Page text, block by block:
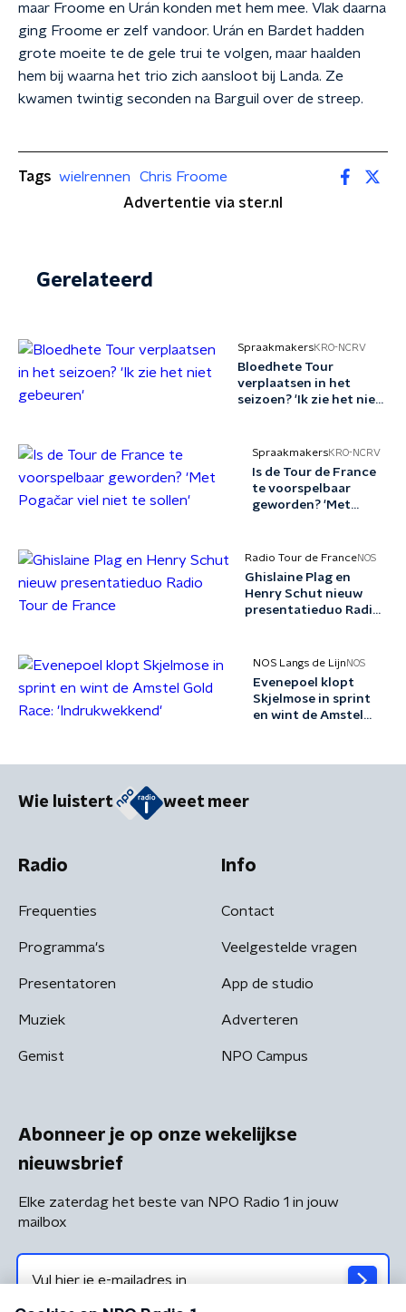
maar Froome en Urán konden met hem mee. Vlak daarna
ging Froome er zelf vandoor. Urán en Bardet hadden
grote moeite te de gele trui te volgen, maar haalden
hem bij waarna het trio zich aansloot bij Landa. Ze
kwamen twintig seconden na Barguil over de streep.
Tags wielrennen
Chris Froome
Advertentie via ster.nl
Gerelateerd
SpraakmakersKRO-NCRV
Bloedhete Tour
verplaatsen in het
seizoen? 'Ik zie het niet
SpraakmakersKRO-NCRV
Is de Tour de France
te voorspelbaar
geworden? 'Met
Radio Tour de FranceNOS
Ghislaine Plag en
Henry Schut nieuw
presentatieduo Radio
NOS Langs de Lijn NOS
Evenepoel klopt
Skjelmose in sprint
en wint de Amstel
Wie luistert weet meer
Radio
Frequenties
Programma's
Presentatoren
Muziek
Gemist
Info
Contact
Veelgestelde vragen
App de studio
Adverteren
NPO Campus
Abonneer je op onze wekelijkse
nieuwsbrief
Elke zaterdag het beste van NPO Radio 1 in jouw
mailbox